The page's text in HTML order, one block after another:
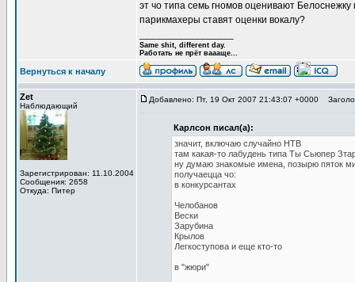
эт чо типа семь гномов оценивают
парикмахеры ставят оценки вокалу?
Same shit, different day.
Работать не прёт ваааще...
Вернуться к началу
Zet
Наблюдающий
Зарегистрирован: 11.10.2004
Сообщения: 2658
Откуда: Питер
Добавлено: Пт, 19 Окт 2007 21:43:07 +0000
Карлсон писал(а):
значит, включаю случайно НТВ
там какая-то лабудень типа Ты Сьюпер
ну думаю знакомые имена, позырю пяток
получаецца чо:
в конкурсантах
Челобанов
Вески
Зарубина
Крылов
Легкоступова и еще кто-то
в "жюри"